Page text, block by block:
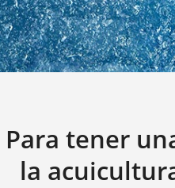
Para tener
la